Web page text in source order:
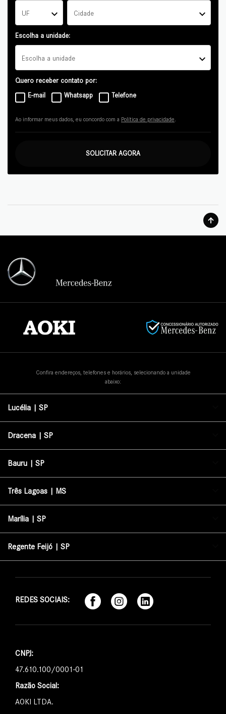
UF Cidade
Escolha a unidade:
Escolha a unidade
Quero receber contato por:
E-mail
Whatsapp Telefone
Ao informar meus dados, eu concordo com a Política de privacidade.
SOLICITAR AGORA
Confira endereços, telefones e horários, selecionando a unidade
abaixo:
Lucélia | SP
Dracena | SP
Bauru | SP
Três Lagoas | MS
Marília | SP
Regente Feijó | SP
REDES SOCIAIS:
CNPJ:
47.610.100/0001-01
Razão Social:
AOKI LTDA.